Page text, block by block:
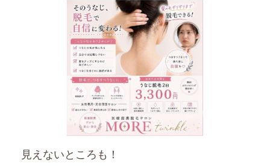
見えないところも！